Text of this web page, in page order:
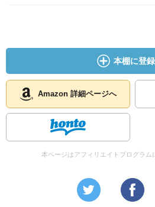
収められている代表的評論36編は
なく、比較的短く読みやすい文章
展過程に応じてまとめられていて
子のわかりやすい解説によってよ
になっていて、見事な編集だと思い
ず、自ら結婚制度や家制度を否定
が子を私生児にすることもいとわ
本棚に登
Amazon 詳細ページへ
本ページはアフィリエイトプログラム